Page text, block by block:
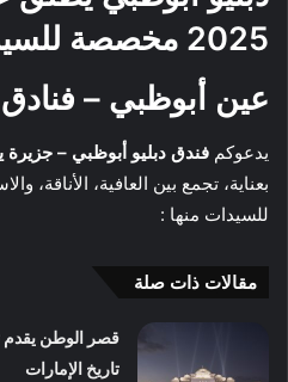
2025 مخصصة للسيدات
عين أبوظبي – فنادق
يدعوكم فندق دبليو أبوظبي –
بعناية، تجمع بين العافية،
للسيدات منها :
مقالات ذات صلة
قصر الوطن يقدم
تاريخ الإمارات